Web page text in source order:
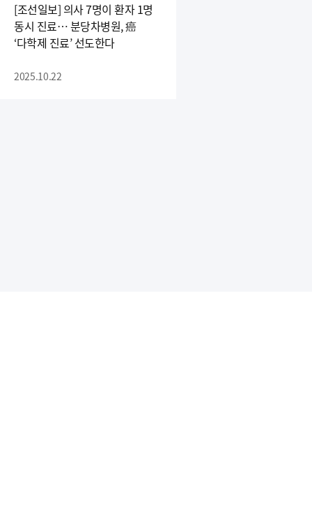
[조선일보] 의사 7명이 환자 1명
동시 진료… 분당차병원, 癌
‘다학제 진료’ 선도한다
2025.10.22